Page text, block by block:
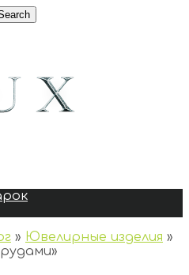
» Ювелирные изделия »
»